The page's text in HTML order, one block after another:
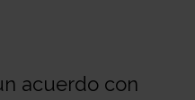
acuerdo con